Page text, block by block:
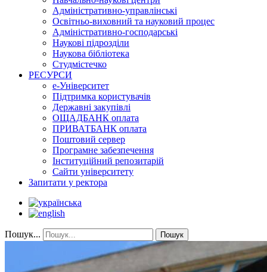
Адміністративно-управлінські
Освітньо-виховний та науковий процес
Адміністративно-господарські
Наукові підрозділи
Наукова бібліотека
Студмістечко
РЕСУРСИ
е-Університет
Підтримка користувачів
Державні закупівлі
ОЩАДБАНК оплата
ПРИВАТБАНК оплата
Поштовий сервер
Програмне забезпечення
Інституційний репозитарій
Сайти університету
Запитати у ректора
Пошук... Пошук